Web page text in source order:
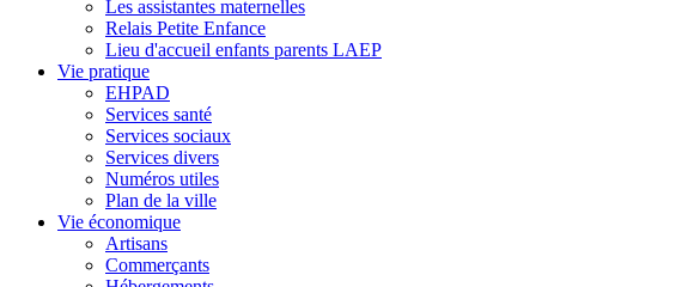
Les assistantes maternelles
Relais Petite Enfance
Lieu d'accueil enfants parents LAEP
Vie pratique
EHPAD
Services santé
Services sociaux
Services divers
Numéros utiles
Plan de la ville
Vie économique
Artisans
Commerçants